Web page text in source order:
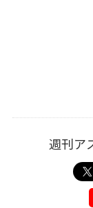
週刊ア